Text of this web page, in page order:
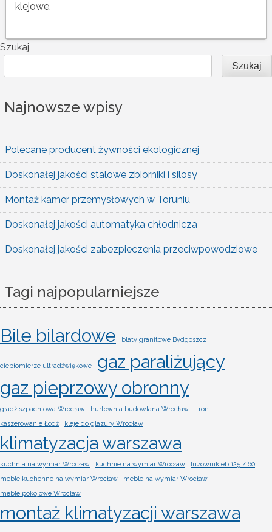
klejowe.
Szukaj
Szukaj
Najnowsze wpisy
Polecane producent żywności ekologicznej
Doskonałej jakości stalowe zbiorniki i silosy
Montaż kamer przemysłowych w Toruniu
Doskonałej jakości automatyka chłodnicza
Doskonałej jakości zabezpieczenia przeciwpowodziowe
Tagi najpopularniejsze
Bile bilardowe blaty granitowe Bydgoszcz
ciepłomierze ultradźwiękowe
gaz paraliżujący
gaz pieprzowy obronny
gładź szpachlowa Wrocław hurtownia budowlana Wrocław
itron
kaszerowanie Łódź
kleje do glazury Wrocław
klimatyzacja warszawa
kuchnia na wymiar Wrocław kuchnie na wymiar Wrocław
luzownik eb 125 / 60
meble kuchenne na wymiar Wrocław
meble na wymiar Wrocław
meble pokojowe Wrocław
montaż klimatyzacji warszawa